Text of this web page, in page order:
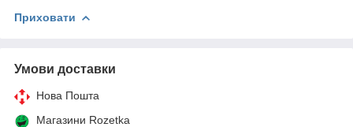
Приховати
Умови доставки
Нова Пошта
Магазини Rozetka